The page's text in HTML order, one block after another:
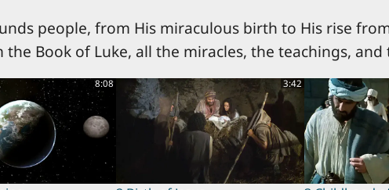
people, from His miraculous birth to His rise
Book of Luke, all the miracles, the teachings, and
8:08 3:42